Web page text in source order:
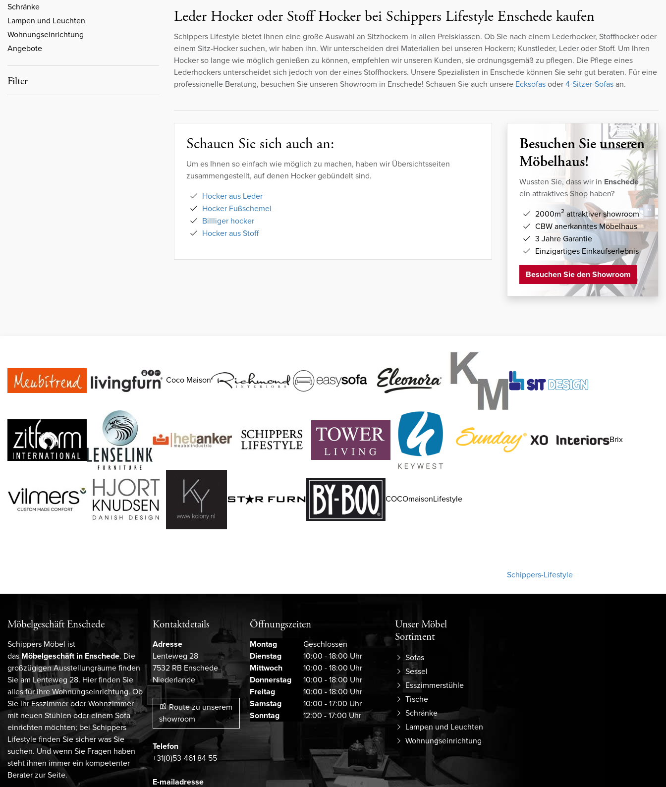
Schränke
Lampen und Leuchten
Wohnungseinrichtung
Angebote
Filter
Leder Hocker oder Stoff Hocker bei Schippers Lifestyle Enschede kaufen
Schippers Lifestyle bietet Ihnen eine große Auswahl an Sitzhockern in allen Preisklassen. Ob Sie nach einem Lederhocker, Stoffhocker oder
einem Sitz-Hocker suchen, wir haben ihn. Wir unterscheiden drei Materialien bei unseren Hockern; Kunstleder, Leder oder Stoff. Um Ihren
Hocker so lange wie möglich genießen zu können, empfehlen wir unseren Kunden, sie ordnungsgemäß zu pflegen. Die Pflege eines
Lederhockers unterscheidet sich jedoch von der eines Stoffhockers. Unsere Spezialisten in Enschede können Sie sehr gut beraten. Für eine
professionelle Beratung, besuchen Sie unseren Showroom in Enschede! Schauen Sie auch unsere Ecksofasoder4-Sitzer-Sofasan.
Schauen Sie sich auch an:
Um es Ihnen so einfach wie möglich zu machen, haben wir Übersichtsseiten
zusammengestellt, auf denen Hocker gebündelt sind.
Hocker aus Leder
Hocker Fußschemel
Billliger hocker
Hocker aus Stoff
Besuchen Sie unseren
Möbelhaus!
Wussten Sie, dass wir in Enschede
ein attraktives Shop haben?
2000m2 attraktiver showroom
CBW anerkanntes Möbelhaus
3 Jahre Garantie
Einzigartiges Einkaufserlebnis
Besuchen Sie den Showroom
Coco Maison
Brix
COCOmaisonLifestyle
Möbelgeschäft Enschede
Schippers Möbel ist
das Möbelgeschäft in Enschede. Die
großzügigen Ausstellungräume finden
Sie am Lenteweg 28. Hier finden Sie
alles für ihre Wohnungseinrichtung. Ob
Sie ihr Esszimmer oder Wohnzimmer
mit neuen Stühlen oder einem Sofa
einrichten möchten; bei Schippers
Lifestyle finden Sie sicher was Sie
suchen. Und wenn Sie Fragen haben
steht ihnen immer ein kompetenter
Berater zur Seite.
Kontaktdetails
Adresse
Lenteweg 28
7532 RB Enschede
Niederlande
Route zu unserem
showroom
Telefon
+31(0)53-461 84 55
E-mailadresse
Öffnungszeiten
Montag
Geschlossen
Dienstag
10:00 - 18:00 Uhr
Mittwoch
10:00 - 18:00 Uhr
Donnerstag
10:00 - 18:00 Uhr
Freitag
10:00 - 18:00 Uhr
Samstag
10:00 - 17:00 Uhr
Sonntag
12:00 - 17:00 Uhr
Unser Möbel
Sortiment
Sofas
Sessel
Esszimmerstühle
Tische
Schränke
Lampen und Leuchten
Wohnungseinrichtung
Schippers-Lifestyle